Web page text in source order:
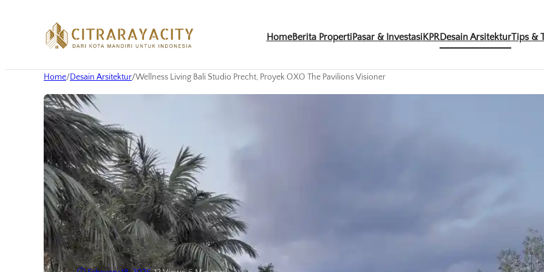
HomeBerita PropertiPasar & InvestasiKPRDesain ArsitekturTips &
Home/Desain Arsitektur/Wellness Living Bali Studio Precht, Proyek OXO The Pavilions Visioner